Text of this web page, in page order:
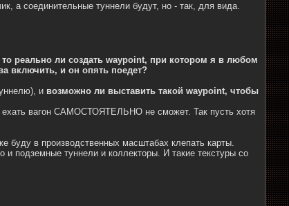
а соединительные туннели будут, но - так, для вида.
реально ли создать waypoint, при котором я в любом
включить, и он опять поедет?
и возможно ли выставить такой waypoint, чтобы
ехать вагон САМОСТОЯТЕЛЬНО не сможет. Так пусть хотя
в производственных масштабах клепать карты.
подземные туннели и коллекторы. И такие текстуры со